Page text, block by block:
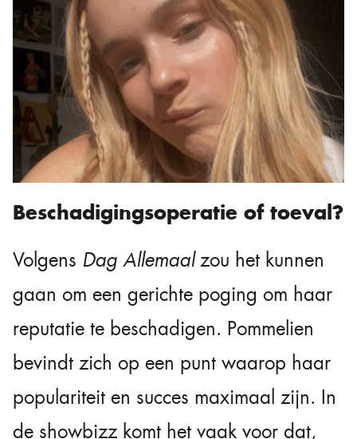
Beschadigingsoperatie of toeval?
Volgens Dag Allemaalzou het kunnen
gaan om een gerichte poging om haar
reputatie te beschadigen. Pommelien
bevindt zich op een punt waarop haar
populariteit en succes maximaal zijn. In
de showbizz komt het vaak voor dat,